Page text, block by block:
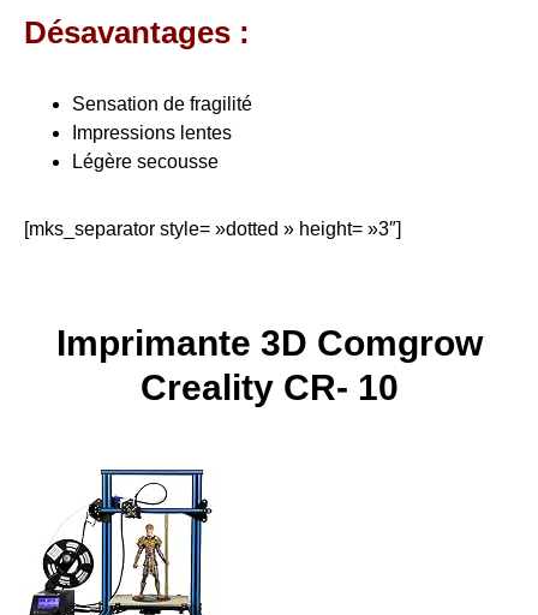
Désavantages :
Sensation de fragilité
Impressions lentes
Légère secousse
[mks_separator style= »dotted » height= »3″]
Imprimante 3D Comgrow
Creality CR- 10